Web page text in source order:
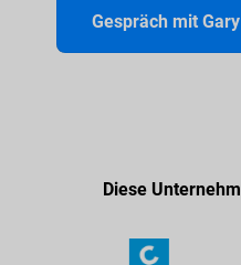
Gespräch mit
Diese